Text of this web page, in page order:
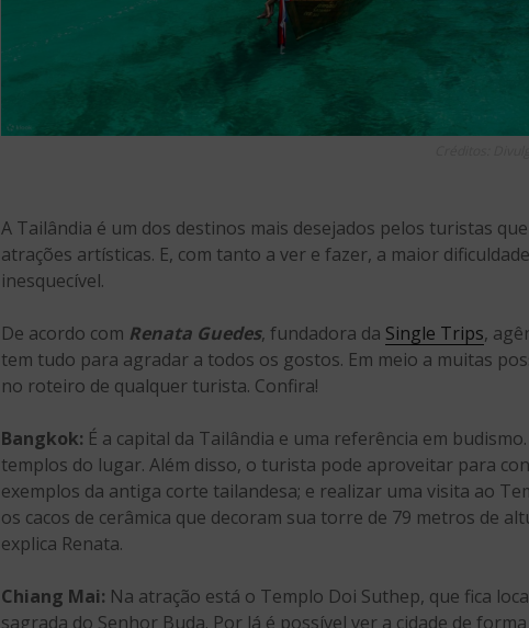
A Tailândia é um dos destinos mais desejados pelos turistas
atrações artísticas. E, com tanto a ver e fazer, a maior
inesquecível.
De acordo com Renata Guedes, fundadora da Single Trips,
tem tudo para agradar a todos os gostos. Em meio a muitas
no roteiro de qualquer turista. Confira!
Bangkok: É a capital da Tailândia e uma referência em
templos do lugar. Além disso, o turista pode aproveitar para
exemplos da antiga corte tailandesa; e realizar uma visita ao
os cacos de cerâmica que decoram sua torre de 79 metros de
explica Renata.
Chiang Mai: Na atração está o Templo Doi Suthep, que fica
sagrada do Senhor Buda. Por lá é possível ver a cidade de